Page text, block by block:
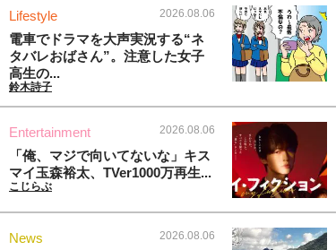
Lifestyle 2026.08.06
電車でドラマを大声実況する“ネ
タバレおばさん”。注意した女子
高生の...
鈴木詩子
Entertainment 2026.08.06
「俺、マジで向いてないな」キス
マイ玉森裕太、TVer1000万再生...
こじらぶ
News 2026.08.06